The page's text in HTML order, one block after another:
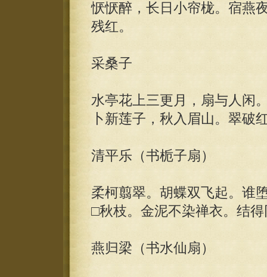
恹恹醉，长日小帘栊。宿燕
残红。
采桑子
水亭花上三更月，扇与人闲
卜新莲子，秋入眉山。翠破
清平乐（书栀子扇）
柔柯翦翠。胡蝶双飞起。谁
□秋枝。金泥不染禅衣。结
燕归梁（书水仙扇）